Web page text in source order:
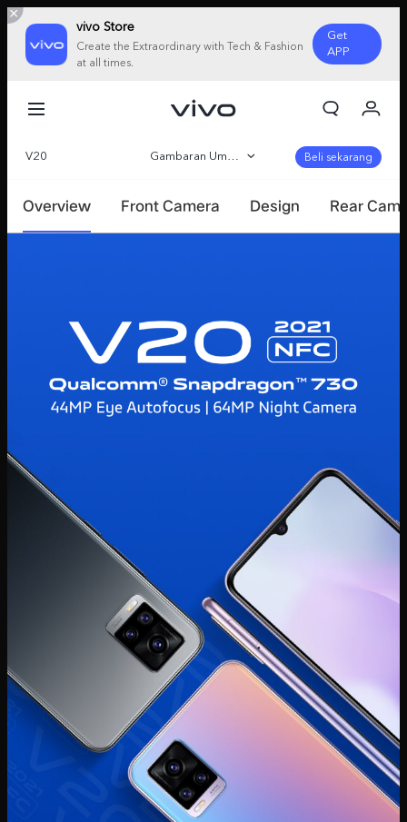
vivo Store
Create the Extraordinary with Tech & Fashion
at all times.
Get
APP
Indonesia | Pilih negara/wilayah
Keranjang
Masuk/Daftar
Akun Saya
V20 Gambaran Umum Beli sekarang
Overview Front Camera Design Rear